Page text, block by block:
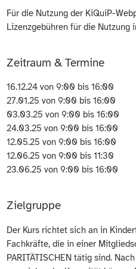
Für die Nutzung der KiQuiP-
Lizenzgebühren für die
Zeitraum & Termine
16.12.24 von 9:00 bis 16:00
27.01.25 von 9:00 bis 16:00
03.03.25 von 9:00 bis 16:00
24.03.25 von 9:00 bis 16:00
12.05.25 von 9:00 bis 16:00
12.06.25 von 9:00 bis 11:30
23.06.25 von 9:00 bis 16:00
Zielgruppe
Der Kurs richtet sich an in
Fachkräfte, die in einer
PARITÄTISCHEN tätig sind.